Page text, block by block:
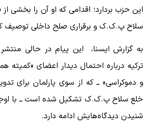
این حزب بردارد؛ اقدامی که او آن را بخشی از
سلاح پ.ک.ک و برقراری صلح داخلی توصیف
به گزارش ایسنا، این پیام در حالی
ترکیه درباره احتمال دیدار اعضای «کمیته
و دموکراسی» ــ که از سوی پارلمان برای
خلع سلاح پ.ک.ک تشکیل شده است ــ با
شنیدن دیدگاه‌هایش ادامه دارد.